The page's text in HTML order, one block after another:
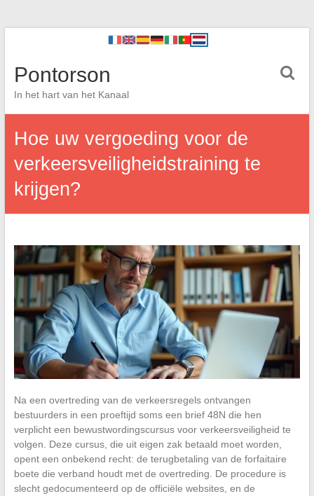
Pontorson
In het hart van het Kanaal
Hoe uw vergoeding voor de
verkeersveiligheidstraining te
krijgen?
Na een overtreding van de verkeersregels ontvangen
bestuurders in een proeftijd soms een brief 48N die hen
verplicht een bewustwordingscursus voor verkeersveiligheid te
volgen. Deze cursus, die uit eigen zak betaald moet worden,
opent een onbekend recht: de terugbetaling van de forfaitaire
boete die verband houdt met de overtreding. De procedure is
slecht gedocumenteerd op de officiële websites, en de